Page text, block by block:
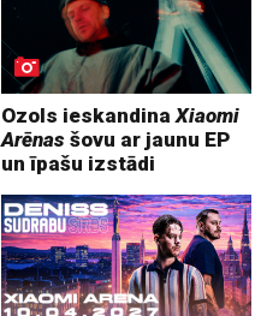
Ozols ieskandinaXiaomi
Arēnas šovu ar jaunu EP
un īpašu izstādi